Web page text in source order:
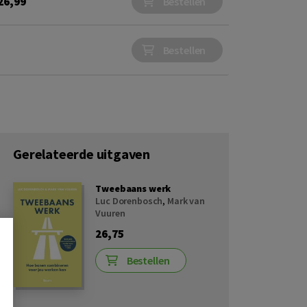
Gerelateerde uitgaven
Tweebaans werk
Luc Dorenbosch, Mark van
Vuuren
26,75
Bestellen